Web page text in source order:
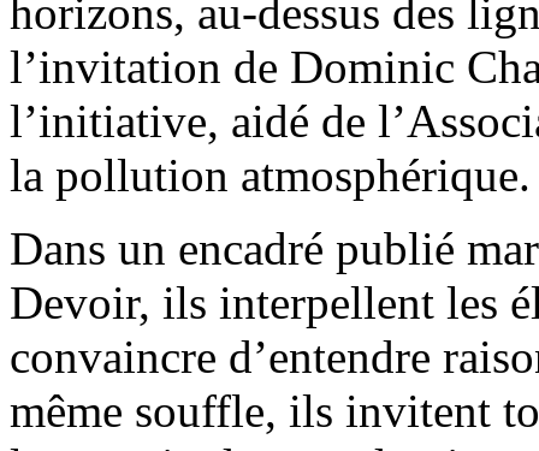
horizons, au-dessus des
l’invitation de Dominic
l’initiative, aidé de
la pollution atmosphérique.
Dans un encadré publié
Devoir, ils interpellent les
convaincre d’entendre
même souffle, ils invitent